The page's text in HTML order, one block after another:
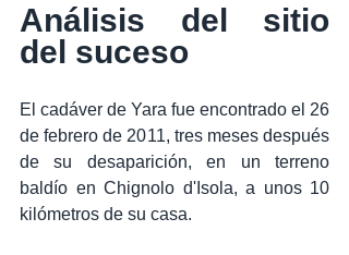
Análisis del sitio
del suceso
El cadáver de Yara fue encontrado el 26
de febrero de 2011, tres meses después
de su desaparición, en un terreno
baldío en Chignolo d'Isola, a unos 10
kilómetros de su casa.